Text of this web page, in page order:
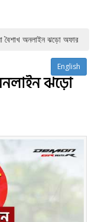
বৈশাখ অনলাইন ঝড়ো অফার
English
ঝড়ো